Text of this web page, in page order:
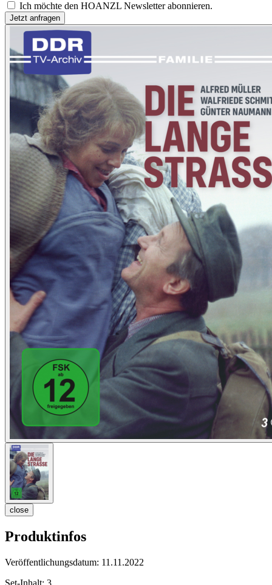
Ich möchte den HOANZL Newsletter abonnieren.
close
Produktinfos
Veröffentlichungsdatum: 11.11.2022